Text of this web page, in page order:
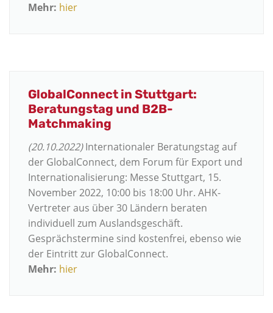
Mehr: hier
GlobalConnect in Stuttgart:
Beratungstag und B2B-
Matchmaking
(20.10.2022)Internationaler Beratungstag auf
der GlobalConnect, dem Forum für Export und
Internationalisierung: Messe Stuttgart, 15.
November 2022, 10:00 bis 18:00 Uhr. AHK-
Vertreter aus über 30 Ländern beraten
individuell zum Auslandsgeschäft.
Gesprächstermine sind kostenfrei, ebenso wie
der Eintritt zur GlobalConnect.
Mehr: hier